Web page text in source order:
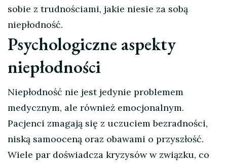
sobie z trudnościami, jakie niesie za sobą
niepłodność.
Psychologiczne aspekty
niepłodności
Niepłodność nie jest jedynie problemem
medycznym, ale również emocjonalnym.
Pacjenci zmagają się z uczuciem bezradności,
niską samooceną oraz obawami o przyszłość.
Wiele par doświadcza kryzysów w związku, co